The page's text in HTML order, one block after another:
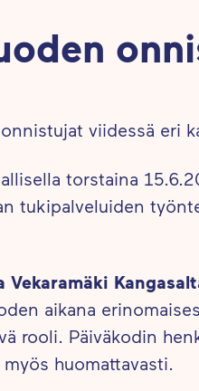
viidessä eri
torstaina
tukipalveluiden
Vekaramäki
aikana
rooli. Päiväkodin
huomattavasti.